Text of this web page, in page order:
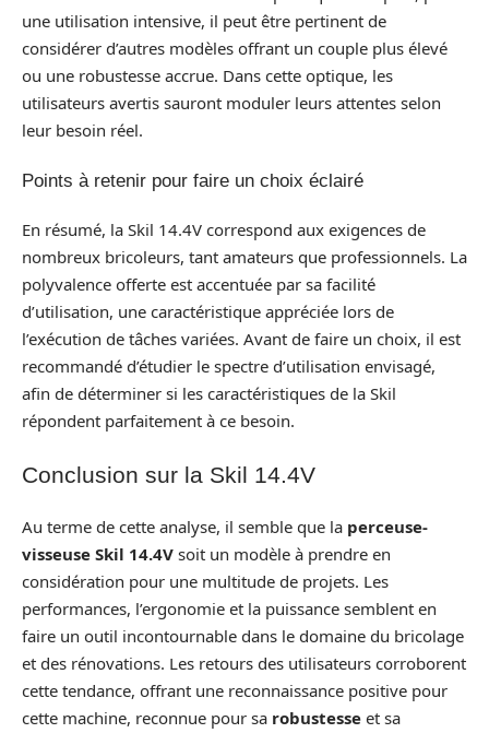
une utilisation intensive, il peut être pertinent de
considérer d’autres modèles offrant un couple plus élevé
ou une robustesse accrue. Dans cette optique, les
utilisateurs avertis sauront moduler leurs attentes selon
leur besoin réel.
Points à retenir pour faire un choix éclairé
En résumé, la Skil 14.4V correspond aux exigences de
nombreux bricoleurs, tant amateurs que professionnels. La
polyvalence offerte est accentuée par sa facilité
d’utilisation, une caractéristique appréciée lors de
l’exécution de tâches variées. Avant de faire un choix, il est
recommandé d’étudier le spectre d’utilisation envisagé,
afin de déterminer si les caractéristiques de la Skil
répondent parfaitement à ce besoin.
Conclusion sur la Skil 14.4V
Au terme de cette analyse, il semble que la perceuse-
visseuse Skil 14.4V soit un modèle à prendre en
considération pour une multitude de projets. Les
performances, l’ergonomie et la puissance semblent en
faire un outil incontournable dans le domaine du bricolage
et des rénovations. Les retours des utilisateurs corroborent
cette tendance, offrant une reconnaissance positive pour
cette machine, reconnue pour sa robustesse et sa